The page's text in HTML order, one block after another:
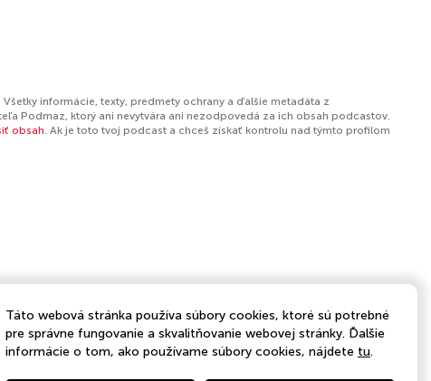
informácie, texty, predmety ochrany a ďalšie metadáta z
Podmaz, ktorý ani nevytvára ani nezodpovedá za ich obsah podcastov.
obsah. Ak je toto tvoj podcast a chceš získať kontrolu nad týmto profilom
Táto webová stránka používa súbory cookies, ktoré sú potrebné
pre správne fungovanie a skvalitňovanie webovej stránky. Ďalšie
informácie o tom, ako používame súbory cookies, nájdete tu.